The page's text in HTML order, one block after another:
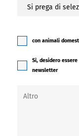
con animali
Sì, desidero
newsletter